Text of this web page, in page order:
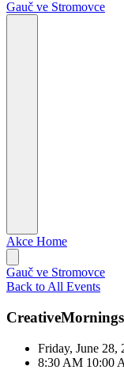
Gauč ve Stromovce
Akce Home
Gauč ve Stromovce
Back to All Events
Friday, June 28,
8:30 AM 10:00